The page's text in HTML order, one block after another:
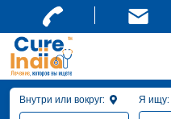
Внутри или вокруг:
Я ищу: